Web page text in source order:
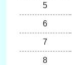
5
6
7
8